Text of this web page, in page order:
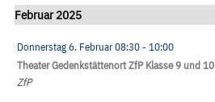
Februar 2025
Donnerstag 6. Februar08:30- 10:00
Theater Gedenkstättenort ZfP Klasse 9 und 10
ZfP